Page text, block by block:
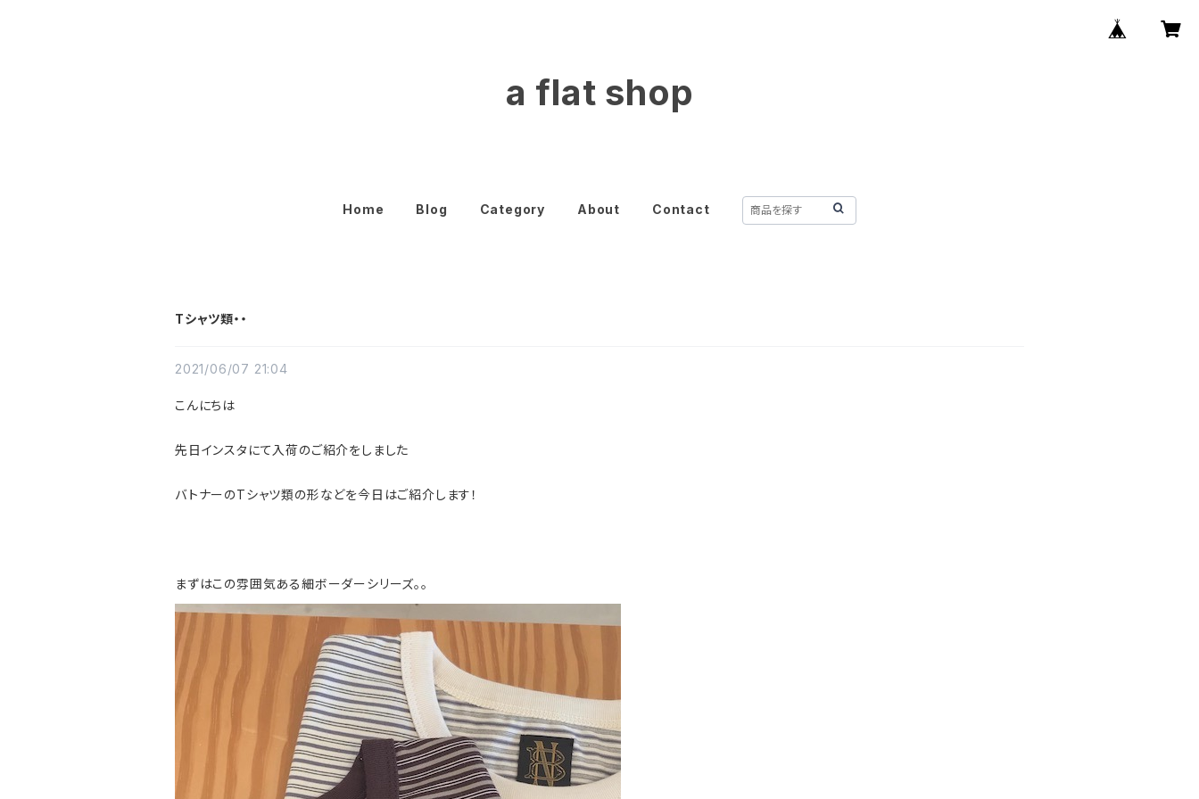
a flat shop
Home Blog Category About Contact
Tシャツ類・・
2021/06/07 21:04
こんにちは
先日インスタにて入荷のご紹介をしました
バトナーのTシャツ類の形などを今日はご紹介します！
まずはこの雰囲気ある細ボーダーシリーズ。。